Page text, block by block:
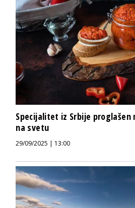
Specijalitet iz Srbije
na svetu
29/09/2025 | 13:00